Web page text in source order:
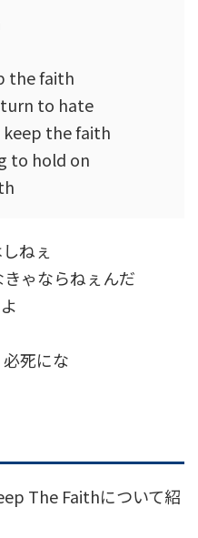
the faith
to hate
the faith
to hold on
ねぇ
ゃならねぇんだ
死にな
The Faithについて紹